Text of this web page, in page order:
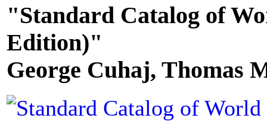
"Standard Catalog of
Edition)"
George Cuhaj, Thomas